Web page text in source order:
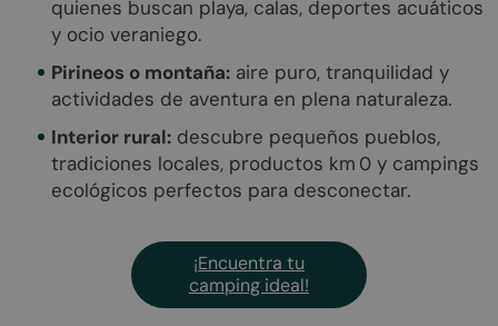
quienes buscan playa, calas, deportes acuáticos
y ocio veraniego.
Pirineos o montaña: aire puro, tranquilidad y
actividades de aventura en plena naturaleza.
Interior rural: descubre pequeños pueblos,
tradiciones locales, productos km 0 y campings
ecológicos perfectos para desconectar.
¡Encuentra tu
camping ideal!